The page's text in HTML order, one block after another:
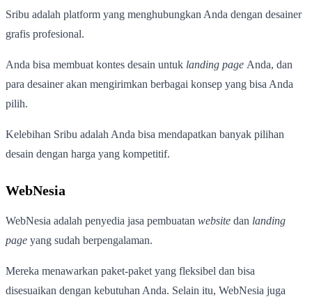
Sribu adalah platform yang menghubungkan Anda dengan desainer
grafis profesional.
Anda bisa membuat kontes desain untuk landing page Anda, dan
para desainer akan mengirimkan berbagai konsep yang bisa Anda
pilih.
Kelebihan Sribu adalah Anda bisa mendapatkan banyak pilihan
desain dengan harga yang kompetitif.
WebNesia
WebNesia adalah penyedia jasa pembuatan website dan landing
page yang sudah berpengalaman.
Mereka menawarkan paket-paket yang fleksibel dan bisa
disesuaikan dengan kebutuhan Anda. Selain itu, WebNesia juga